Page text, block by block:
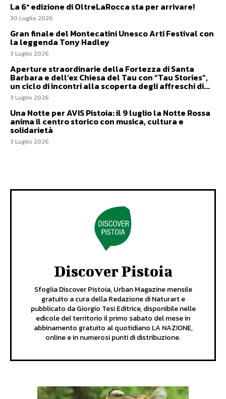
La 6ª edizione di OltreLaRocca sta per arrivare!
30 Luglio 2026
Gran finale del Montecatini Unesco Arti Festival con
la leggenda Tony Hadley
3 Luglio 2026
Aperture straordinarie della Fortezza di Santa
Barbara e dell’ex Chiesa del Tau con “Tau Stories”,
un ciclo di incontri alla scoperta degli affreschi di...
3 Luglio 2026
Una Notte per AVIS Pistoia: il 9 luglio la Notte Rossa
anima il centro storico con musica, cultura e
solidarietà
3 Luglio 2026
Discover Pistoia
Sfoglia Discover Pistoia, Urban Magazine mensile
gratuito a cura della Redazione di Naturart e
pubblicato da Giorgio Tesi Editrice, disponibile nelle
edicole del territorio il primo sabato del mese in
abbinamento gratuito al quotidiano LA NAZIONE,
online e in numerosi punti di distribuzione.